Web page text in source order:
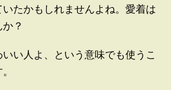
たかもしれませんよね。愛着は
？
い人よ、という意味でも使うこ